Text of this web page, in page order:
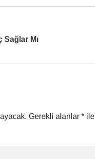
Sağlar Mı
Gerekli alanlar *